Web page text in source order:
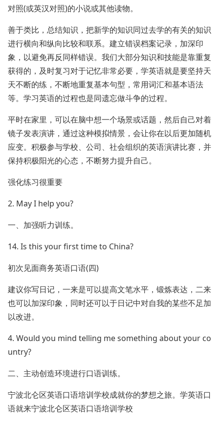
对照(或英汉对照)的小说或其他读物。
善于类比，总结知识，把新学的知识同过去学的有关的知识
进行横向和纵向比较和联系。建立错误档案记录，加深印
象，以避免再反同样错误。我们大部分知识和技能是靠重复
获得的，及时复习对于记忆非常必要，学英语就是要坚持天
天不断的练，不断地重复基本句型，常用词汇和基本语法
等。学习英语的过程也是同遗忘做斗争的过程。
平时在家里，可以在脑中想一个场景或话题，然后自己对着
镜子发表演讲，通过这种模拟情景，会让你在以后更加随机
应变。积极参与学校、公司、社会组织的英语演讲比赛，并
保持积极阳光的心态，不断努力提升自己。
强化练习很重要
2. May I help you?
一、加强听力训练。
14. Is this your first time to China?
初次见面商务英语口语(四)
建议你写日记，一来是可以提高文笔水平，锻炼表达，二来
也可以加深印象，同时还可以于日记中对自我的某些不足加
以改进。
4. Would you mind telling me something about your co
untry?
二、主动创造环境进行口语训练。
宁波北仑区英语口语培训学校成就你的梦想之旅。学英语口
语就来宁波北仑区英语口语培训学校